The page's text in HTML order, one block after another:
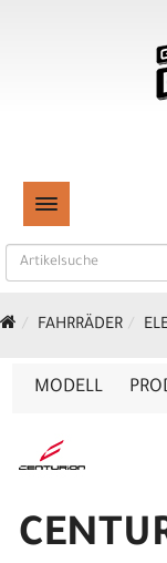
TOGGLE
FAHRRÄDER
MODELL